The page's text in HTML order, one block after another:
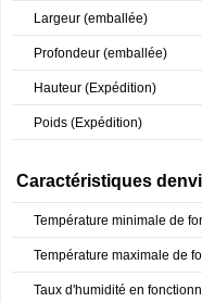
Largeur (emballée)
Profondeur (emballée)
Hauteur (Expédition)
Poids (Expédition)
Caractéristiques
Température minimale de
Température maximale de
Taux d'humidité en